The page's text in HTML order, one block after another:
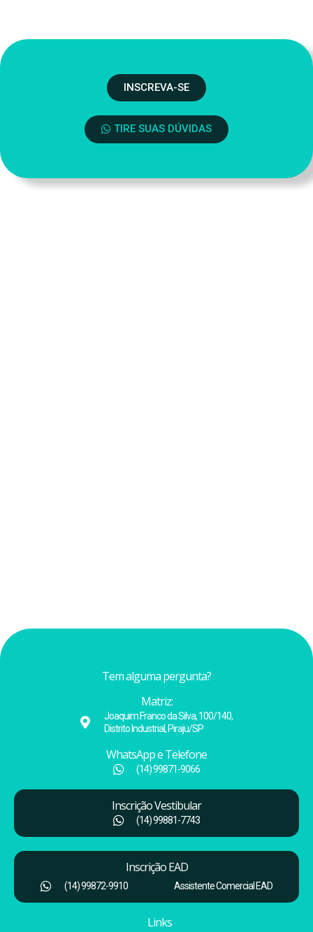
INSCREVA-SE
TIRE SUAS DÚVIDAS
Tem alguma pergunta?
Matriz:
Joaquim Franco da Silva, 100/140,
Distrito Industrial, Piraju/SP
WhatsApp e Telefone
(14) 99871-9066
Inscrição Vestibular
(14) 99881-7743
Inscrição EAD
(14) 99872-9910 Assistente Comercial EAD
Links